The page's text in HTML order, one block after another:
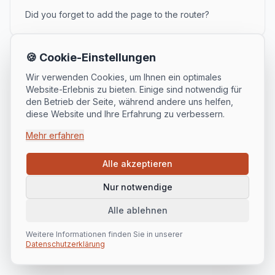
🍪 Cookie-Einstellungen
Wir verwenden Cookies, um Ihnen ein optimales
Website-Erlebnis zu bieten. Einige sind notwendig für
den Betrieb der Seite, während andere uns helfen,
diese Website und Ihre Erfahrung zu verbessern.
Mehr erfahren
Alle akzeptieren
Nur notwendige
Alle ablehnen
Weitere Informationen finden Sie in unserer
Datenschutzerklärung
Did you forget to add the page to the router?